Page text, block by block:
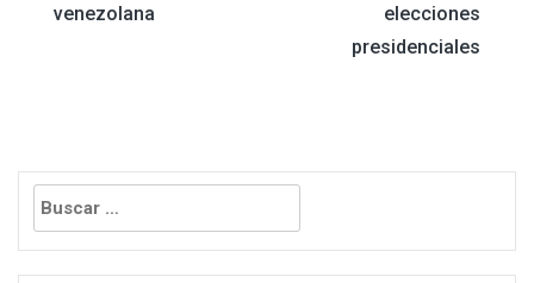
entradas
venezolana
elecciones
presidenciales
Buscar: